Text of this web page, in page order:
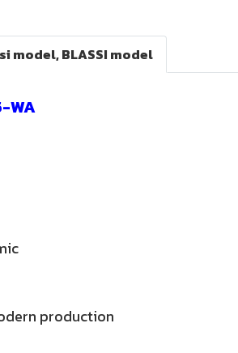
model, BLASSI model
WA
production